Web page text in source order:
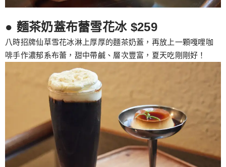
● 麵茶奶蓋布蕾雪花冰 $259
八時招牌仙草雪花冰淋上厚厚的麵茶奶蓋，再放上一顆嘎哩咖
啡手作濃郁系布蕾，甜中帶鹹、層次豐富，夏天吃剛剛好！